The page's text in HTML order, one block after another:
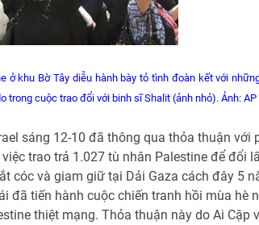
ở khu Bờ Tây diễu hành bày tỏ tình đoàn kết với
trong cuộc trao đổi với binh sĩ Shalit (ảnh nhỏ). Ảnh: AP
sáng 12-10 đã thông qua thỏa thuận với
việc trao trả 1.027 tù nhân Palestine để đổi
cóc và giam giữ tại Dải Gaza cách đây 5
đã tiến hành cuộc chiến tranh hồi mùa hè
thiệt mạng. Thỏa thuận này do Ai Cập